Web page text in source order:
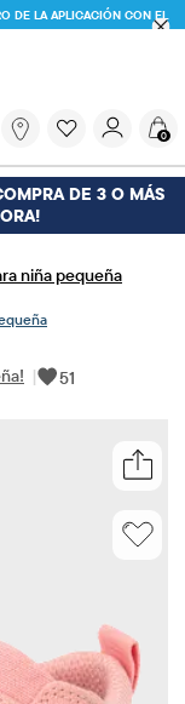
DE LA APLICACIÓN CON EL
filtra las
0
DE 3 O MÁS
niña pequeña
| 51